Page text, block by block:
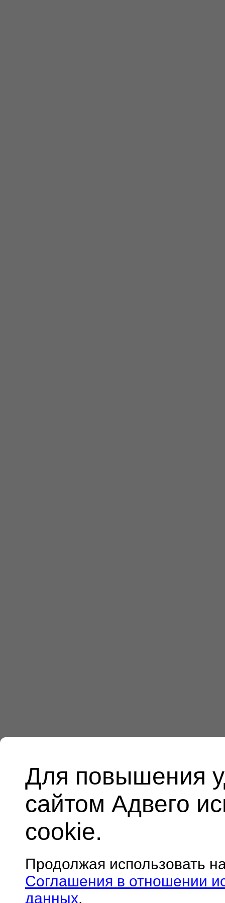
Для повышения
сайтом Адвего
cookie.
Продолжая использовать
Соглашения в отношении
данных.